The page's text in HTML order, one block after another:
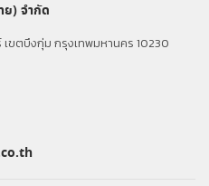
ย) จำกัด
ขตบึงกุ่ม กรุงเทพมหานคร 10230